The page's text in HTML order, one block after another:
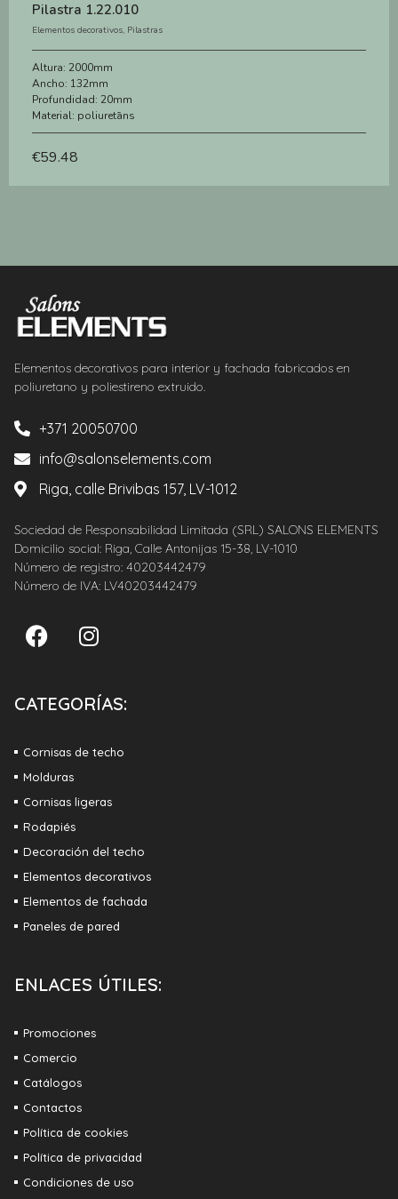
Pilastra 1.22.010
Elementos decorativos, Pilastras
Altura: 2000mm
Ancho: 132mm
Profundidad: 20mm
Material: poliuretāns
€59.48
Elementos decorativos para interior y fachada fabricados en
poliuretano y poliestireno extruido.
+371 20050700
info@salonselements.com
Riga, calle Brivibas 157, LV-1012
Sociedad de Responsabilidad Limitada (SRL) SALONS ELEMENTS
Domicilio social: Riga, Calle Antonijas 15-38, LV-1010
Número de registro: 40203442479
Número de IVA: LV40203442479
CATEGORÍAS:
Cornisas de techo
Molduras
Cornisas ligeras
Rodapiés
Decoración del techo
Elementos decorativos
Elementos de fachada
Paneles de pared
ENLACES ÚTILES:
Promociones
Comercio
Catálogos
Contactos
Política de cookies
Política de privacidad
Condiciones de uso